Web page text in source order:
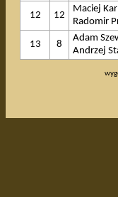
12 12
Maciej
Radomir
13 8
Adam
Andrzej